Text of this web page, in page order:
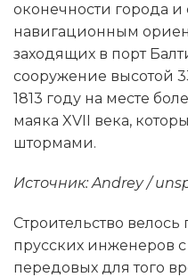
оконечности города
навигационным
заходящих в порт
сооружение высотой
1813 году на месте
маяка XVII века,
штормами.
Источник: Andrey /
Строительство
прусских инженеров
передовых для того